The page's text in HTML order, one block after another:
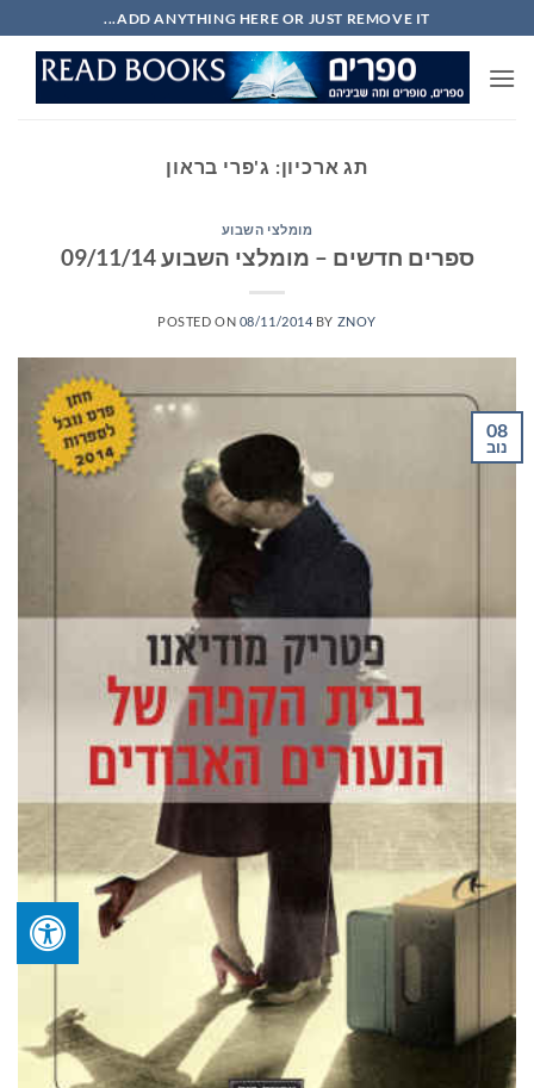
to
content
ADD ANYTHING HERE OR JUST REMOVE IT...
תג ארכיון: ג'פרי בראון
מומלצי השבוע
ספרים חדשים – מומלצי השבוע 09/11/14
POSTED ON 08/11/2014 BY ZNOY
08
נוב